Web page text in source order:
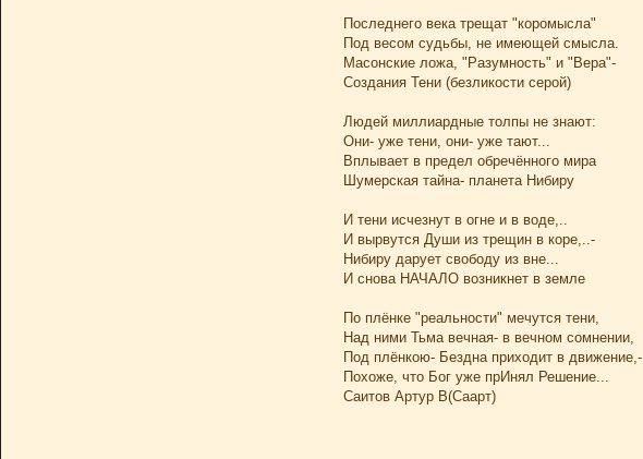
Последнего века трещат "коромысла"
Под весом судьбы, не имеющей смысла.
Масонские ложа, "Разумность" и "Вера"-
Создания Тени (безликости серой)
Людей миллиардные толпы не знают:
Они- уже тени, они- уже тают...
Вплывает в предел обречённого мира
Шумерская тайна- планета Нибиру
И тени исчезнут в огне и в воде,..
И вырвутся Души из трещин в коре,..-
Нибиру дарует свободу из вне...
И снова НАЧАЛО возникнет в земле
По плёнке "реальности" мечутся тени,
Над ними Тьма вечная- в вечном сомнении,
Под плёнкою- Бездна приходит в движение,-
Похоже, что Бог уже прИнял Решение...
Саитов Артур В(Саарт)